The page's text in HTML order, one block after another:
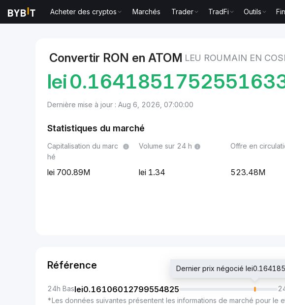
Acheter des cryptos Marchés Trader TradFi Outils
Convertir RON en ATOM LEU ROUMAIN EN
lei
Dernière mise à jour : Aug 6, 2026, 07:00:00
Statistiques du marché
Capitalisation du marc
hé
700.89M
Volume sur 24 h
1.34
Offre en
523.48M
Référence
24h Baslei0.16106012799554825
Dernier prix négocié
*Les données suivantes présentent les informations de marché pour le